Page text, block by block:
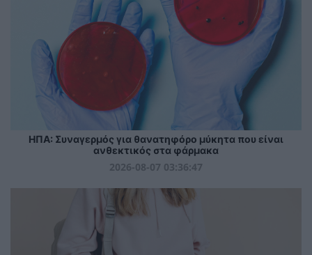
ΗΠΑ: Συναγερμός για θανατηφόρο μύκητα που είναι
ανθεκτικός στα φάρμακα
2026-08-07 03:36:47